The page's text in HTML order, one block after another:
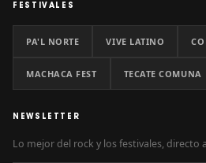
FESTIVALES
PA'L NORTE VIVE LATINO
MACHACA FEST TECATE COMUNA
NEWSLETTER
Lo mejor del rock y los festivales, directo